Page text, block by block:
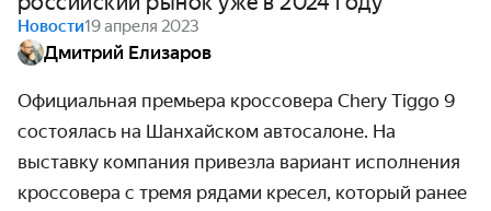
Новости19 апреля 2023
Дмитрий Елизаров
Официальная премьера кроссовера Chery Tiggo 9
состоялась на Шанхайском автосалоне. На
выставку компания привезла вариант исполнения
кроссовера с тремя рядами кресел, который ранее